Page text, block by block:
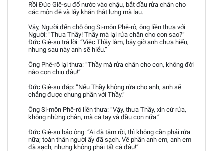
Rồi Đức Giê-su đổ nước vào chậu, bắt đầu rửa chân cho
các môn đệ và lấy khăn thắt lưng mà lau.
Vậy, Người đến chỗ ông Si-môn Phê-rô, ông liền thưa với
Người: “Thưa Thầy! Thầy mà lại rửa chân cho con sao?”
Đức Giê-su trả lời: “Việc Thầy làm, bây giờ anh chưa hiểu,
nhưng sau này anh sẽ hiểu.”
Ông Phê-rô lại thưa: “Thầy mà rửa chân cho con, không đời
nào con chịu đâu!”
Đức Giê-su đáp: “Nếu Thầy không rửa cho anh, anh sẽ
chẳng được chung phần với Thầy.”
Ông Si-môn Phê-rô liền thưa: “Vậy, thưa Thầy, xin cứ rửa,
không những chân, mà cả tay và đầu con nữa.”
Đức Giê-su bảo ông: “Ai đã tắm rồi, thì không cần phải rửa
nữa; toàn thân người ấy đã sạch. Về phần anh em, anh em
đã sạch, nhưng không phải tất cả đâu!”